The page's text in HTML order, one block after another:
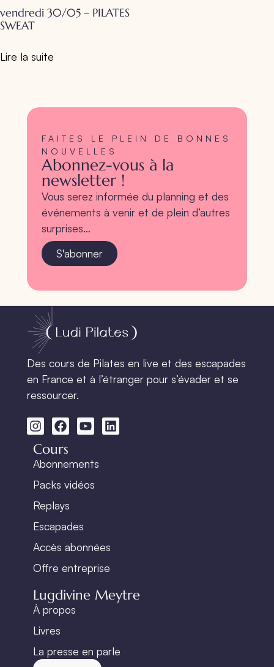
vendredi 30/05 – PILATES
SWEAT
Lire la suite
FAITES LE PLEIN DE BONNES
NOUVELLES
Abonnez-vous à la
newsletter !
Vous serez informée du planning et des
événements à venir et de plein d’autres
surprises…
S'abonner
Des cours de Pilates en live et des escapades
en France et à l’étranger pour s’évader et se
ressourcer.
Cours
Abonnements
Packs vidéos
Replays
Escapades
Accès abonnées
Offre entreprise
Lugdivine Meytre
À propos
Livres
La presse en parle